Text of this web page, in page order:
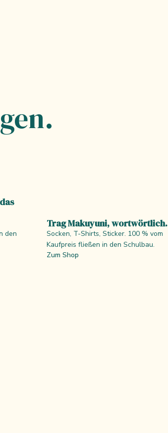
den
Trag Makuyuni, wortwörtlich.
Socken, T-Shirts, Sticker. 100 % vom
Kaufpreis fließen in den Schulbau.
Zum Shop